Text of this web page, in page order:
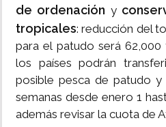
de ordenación y
tropicales: reducción del
para el patudo será 62,000
los países podrán
posible pesca de patudo
semanas desde enero 1
además revisar la cuota de